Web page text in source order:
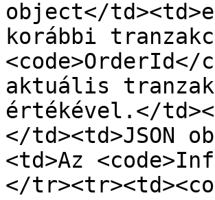
object</
korábbi
<code>OrderId</
aktuális
értékével.</
</td><td>JSON
<td>Az
</